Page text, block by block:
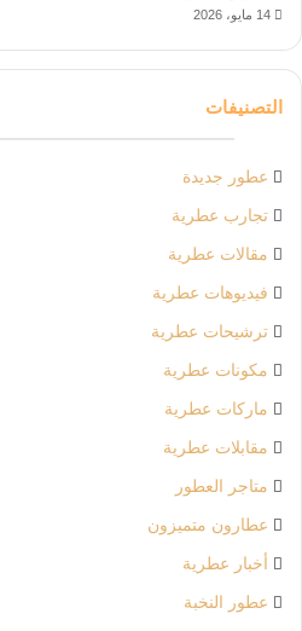
14 مايو، 2026
التصنيفات
عطور جديدة
تجارب عطرية
مقالات عطرية
فيديوهات عطرية
ترشيحات عطرية
مكونات عطرية
ماركات عطرية
مقابلات عطرية
متاجر العطور
عطارون متميزون
أخبار عطرية
عطور النخبة